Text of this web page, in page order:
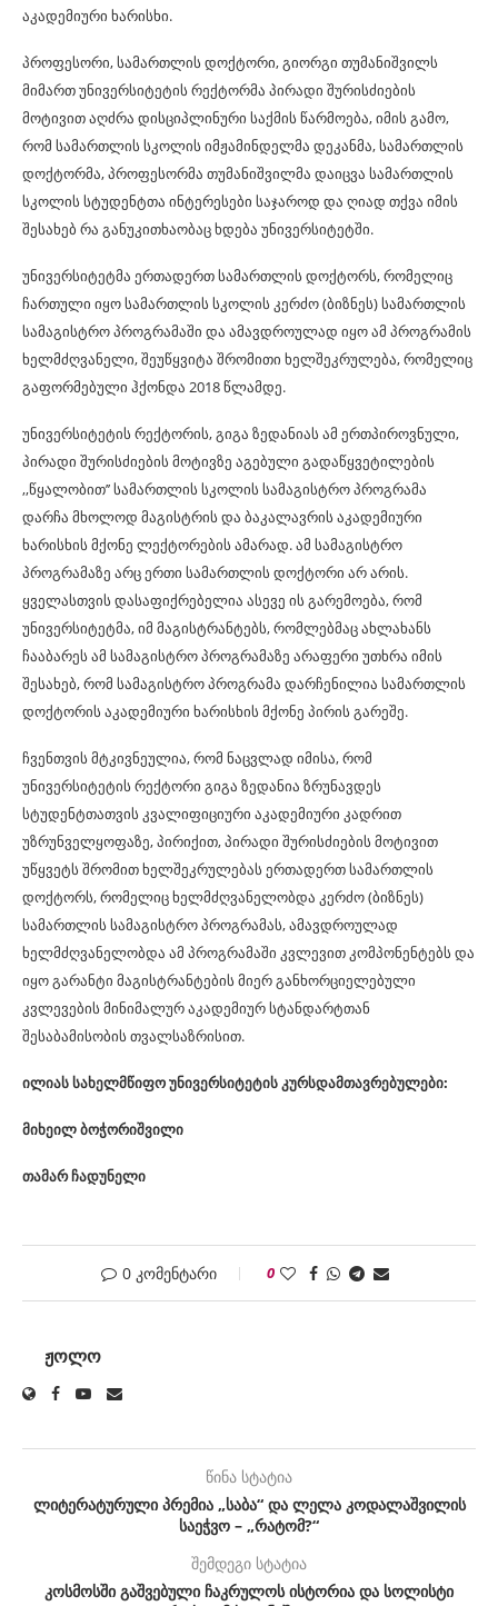
აკადემიური ხარისხი.
პროფესორი, სამართლის დოქტორი, გიორგი თუმანიშვილს
მიმართ უნივერსიტეტის რექტორმა პირადი შურისძიების
მოტივით აღძრა დისციპლინური საქმის წარმოება, იმის გამო,
რომ სამართლის სკოლის იმჟამინდელმა დეკანმა, სამართლის
დოქტორმა, პროფესორმა თუმანიშვილმა დაიცვა სამართლის
სკოლის სტუდენტთა ინტერესები საჯაროდ და ღიად თქვა იმის
შესახებ რა განუკითხაობაც ხდება უნივერსიტეტში.
უნივერსიტეტმა ერთადერთ სამართლის დოქტორს, რომელიც
ჩართული იყო სამართლის სკოლის კერძო (ბიზნეს) სამართლის
სამაგისტრო პროგრამაში და ამავდროულად იყო ამ პროგრამის
ხელმძღვანელი, შეუწყვიტა შრომითი ხელშეკრულება, რომელიც
გაფორმებული ჰქონდა 2018 წლამდე.
უნივერსიტეტის რექტორის, გიგა ზედანიას ამ ერთპიროვნული,
პირადი შურისძიების მოტივზე აგებული გადაწყვეტილების
,,წყალობით’’ სამართლის სკოლის სამაგისტრო პროგრამა
დარჩა მხოლოდ მაგისტრის და ბაკალავრის აკადემიური
ხარისხის მქონე ლექტორების ამარად. ამ სამაგისტრო
პროგრამაზე არც ერთი სამართლის დოქტორი არ არის.
ყველასთვის დასაფიქრებელია ასევე ის გარემოება, რომ
უნივერსიტეტმა, იმ მაგისტრანტებს, რომლებმაც ახლახანს
ჩააბარეს ამ სამაგისტრო პროგრამაზე არაფერი უთხრა იმის
შესახებ, რომ სამაგისტრო პროგრამა დარჩენილია სამართლის
დოქტორის აკადემიური ხარისხის მქონე პირის გარეშე.
ჩვენთვის მტკივნეულია, რომ ნაცვლად იმისა, რომ
უნივერსიტეტის რექტორი გიგა ზედანია ზრუნავდეს
სტუდენტთათვის კვალიფიციური აკადემიური კადრით
უზრუნველყოფაზე, პირიქით, პირადი შურისძიების მოტივით
უწყვეტს შრომით ხელშეკრულებას ერთადერთ სამართლის
დოქტორს, რომელიც ხელმძღვანელობდა კერძო (ბიზნეს)
სამართლის სამაგისტრო პროგრამას, ამავდროულად
ხელმძღვანელობდა ამ პროგრამაში კვლევით კომპონენტებს და
იყო გარანტი მაგისტრანტების მიერ განხორციელებული
კვლევების მინიმალურ აკადემიურ სტანდარტთან
შესაბამისობის თვალსაზრისით.
ილიას სახელმწიფო უნივერსიტეტის კურსდამთავრებულები:
მიხეილ ბოჭორიშვილი
თამარ ჩადუნელი
0 კომენტარი 0
ᲟᲝᲚᲝ
წინა სტატია
ლიტერატურული პრემია „საბა“ და ლელა კოდალაშვილის
საეჭვო – „რატომ?“
შემდეგი სტატია
კოსმოსში გაშვებული ჩაკრულოს ისტორია და სოლისტი